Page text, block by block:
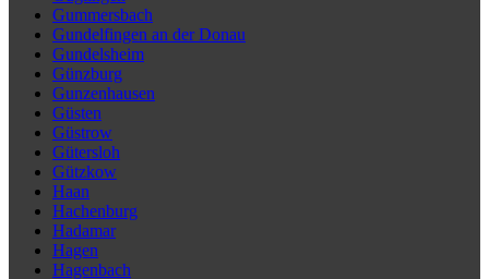
Gummersbach
Gundelfingen an der Donau
Gundelsheim
Günzburg
Gunzenhausen
Güsten
Güstrow
Gütersloh
Gützkow
Haan
Hachenburg
Hadamar
Hagen
Hagenbach